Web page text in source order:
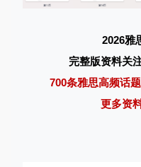
2026雅
完整版资料关
700条雅思高频话
更多资